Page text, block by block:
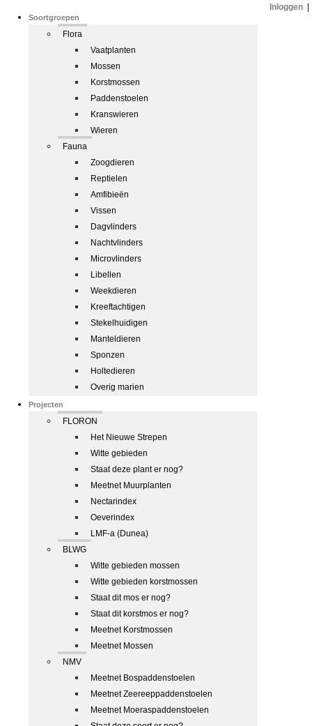
Soortgroepen
Flora
Vaatplanten
Mossen
Korstmossen
Paddenstoelen
Kranswieren
Wieren
Fauna
Zoogdieren
Reptielen
Amfibieën
Vissen
Dagvlinders
Nachtvlinders
Microvlinders
Libellen
Weekdieren
Kreeftachtigen
Stekelhuidigen
Manteldieren
Sponzen
Holtedieren
Overig marien
Projecten
FLORON
Het Nieuwe Strepen
Witte gebieden
Staat deze plant er nog?
Meetnet Muurplanten
Nectarindex
Oeverindex
LMF-a (Dunea)
BLWG
Witte gebieden mossen
Witte gebieden korstmossen
Staat dit mos er nog?
Staat dit korstmos er nog?
Meetnet Korstmossen
Meetnet Mossen
NMV
Meetnet Bospaddenstoelen
Meetnet Zeereeppaddenstoelen
Meetnet Moeraspaddenstoelen
Inloggen